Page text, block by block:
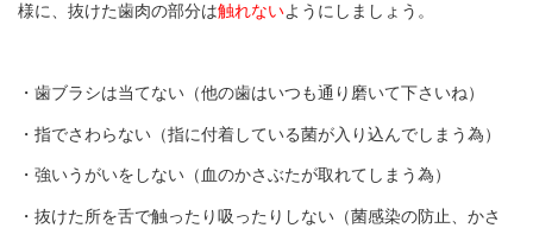
様に、抜けた歯肉の部分は触れないようにしましょう。
・歯ブラシは当てない（他の歯はいつも通り磨いて下さいね）
・指でさわらない（指に付着している菌が入り込んでしまう為）
・強いうがいをしない（血のかさぶたが取れてしまう為）
・抜けた所を舌で触ったり吸ったりしない（菌感染の防止、かさ